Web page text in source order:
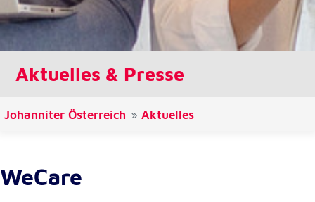
Aktuelles & Presse
Johanniter Österreich Aktuelles
WeCare
Dieser Cookie speichert die gewählte
Einverständnisoption bezüglich Google Analytics
1 Jahr
Einverständnis-Cookie
Zweck: